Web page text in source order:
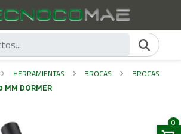
0
HERRAMIENTAS BROCAS BROCAS
MM DORMER